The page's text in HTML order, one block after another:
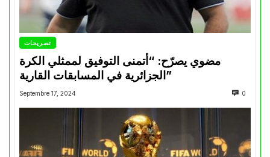
تصريحات
مضوي يصرّح: “أتمنى التوفيق لممثلي الكرة
الجزائرية في المسابقات القارية”
Septembre 17, 2024 0